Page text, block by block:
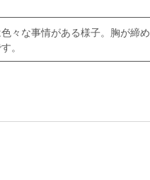
々な事情がある様子。胸が締め
。